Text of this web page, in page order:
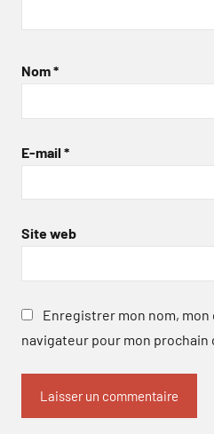
Nom*
E-mail *
Site web
Enregistrer mon nom,
navigateur pour mon prochain